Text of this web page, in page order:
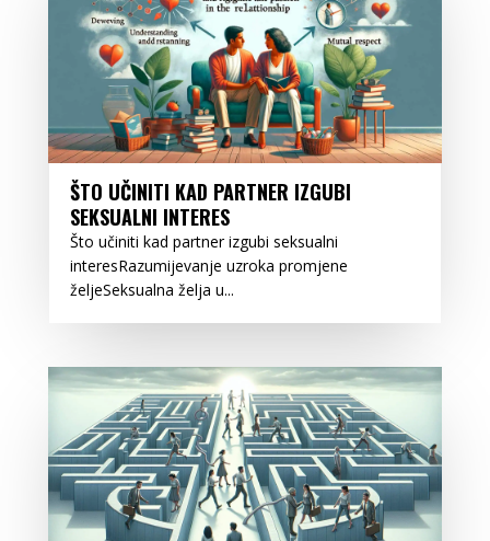
ŠTO UČINITI KAD PARTNER IZGUBI
SEKSUALNI INTERES
Što učiniti kad partner izgubi seksualni
interesRazumijevanje uzroka promjene
željeSeksualna želja u...